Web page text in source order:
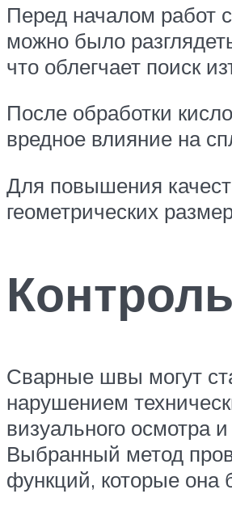
Перед началом работ
можно было
что облегчает поиск
После обработки
вредное влияние на
Для повышения
геометрических
Сварные швы могут
нарушением
визуального
Выбранный метод
функций, которые она